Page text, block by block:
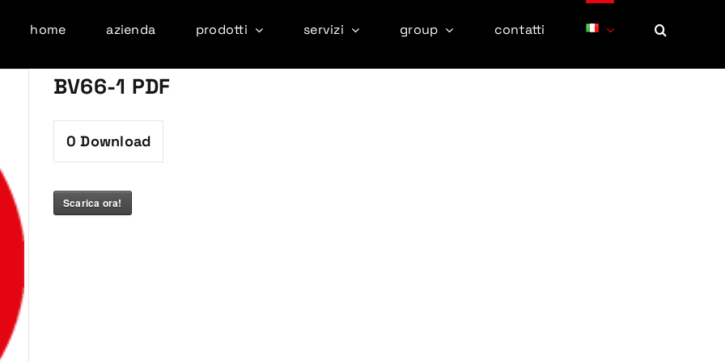
home azienda prodotti servizi group contatti
BV66-1 PDF
0 Download
Scarica ora!